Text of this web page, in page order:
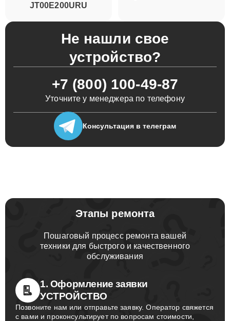
JT00E200URU
Не нашли свое
устройство?
+7 (800) 100-49-87
Уточните у менеджера по телефону
Консультация в телеграм
Этапы ремонта
Пошаговый процесс ремонта вашей
техники для быстрого и качественного
обслуживания
1. Оформление заявки
УСТРОЙСТВО
Позвоните нам или отправьте заявку. Оператор свяжется
с вами и проконсультирует по вопросам стоимости,